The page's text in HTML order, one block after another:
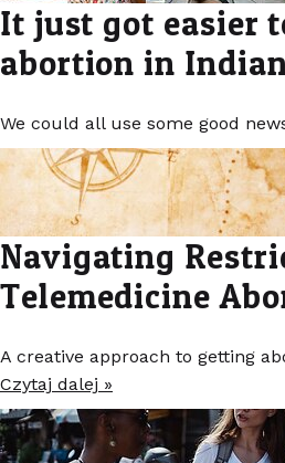
It just got easier
abortion in
We could all use some good
Navigating
Telemedicine
A creative approach to getting
Czytaj dalej »